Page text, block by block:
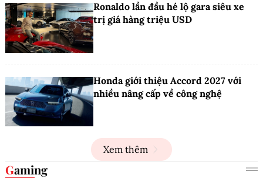
Ronaldo lần đầu hé lộ gara siêu xe
trị giá hàng triệu USD
Honda giới thiệu Accord 2027 với
nhiều nâng cấp về công nghệ
Xem thêm
Gaming